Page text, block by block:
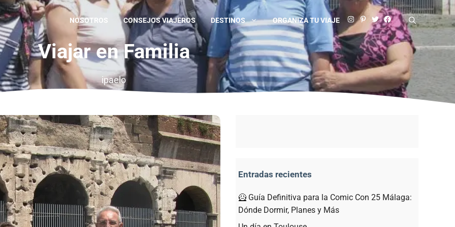
NOSOTROS CONSEJOS VIAJEROS DESTINOS ORGANIZA TU VIAJE
Viajar en Familia
ipaelo
Entradas recientes
🦸 Guía Definitiva para la Comic Con 25 Málaga:
Dónde Dormir, Planes y Más